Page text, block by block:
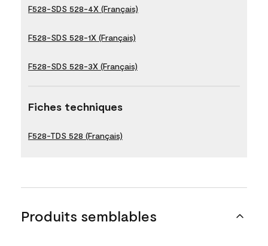
F528-SDS 528-4X (Français)
F528-SDS 528-1X (Français)
F528-SDS 528-3X (Français)
Fiches techniques
F528-TDS 528 (Français)
Produits semblables